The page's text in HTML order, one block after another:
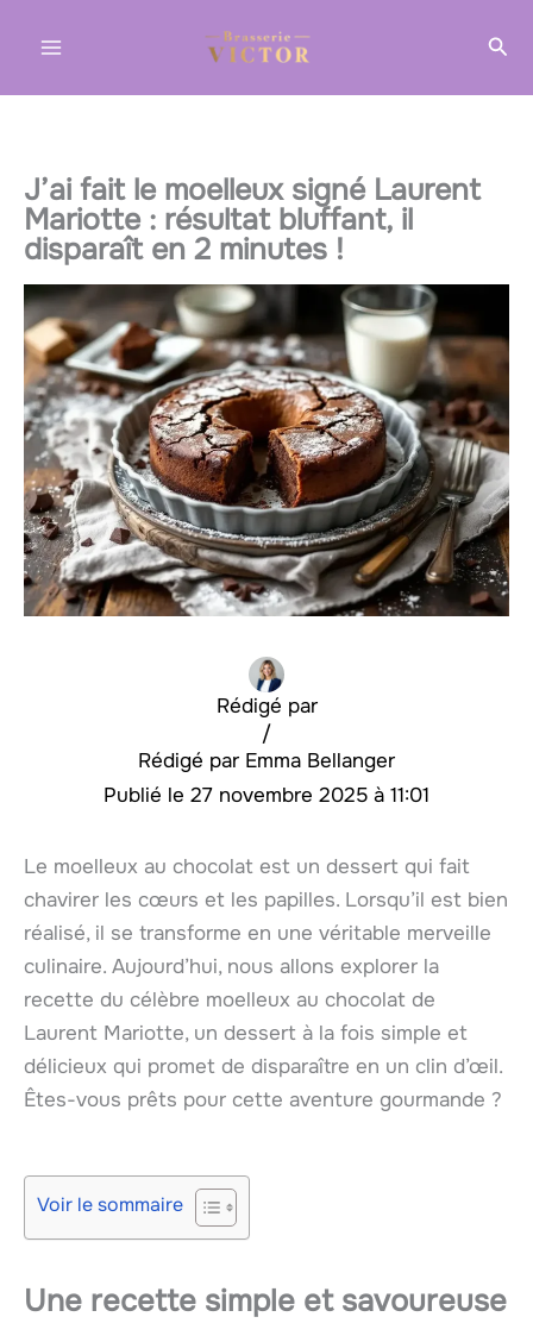
J’ai fait le moelleux signé Laurent
Mariotte : résultat bluffant, il
disparaît en 2 minutes !
Rédigé par
Emma Bellanger
/
27 novembre 2025 à 11:01
Le moelleux au chocolat est un dessert qui fait
chavirer les cœurs et les papilles. Lorsqu’il est bien
réalisé, il se transforme en une véritable merveille
culinaire. Aujourd’hui, nous allons explorer la
recette du célèbre moelleux au chocolat de
Laurent Mariotte, un dessert à la fois simple et
délicieux qui promet de disparaître en un clin d’œil.
Êtes-vous prêts pour cette aventure gourmande ?
Voir le sommaire
Une recette simple et savoureuse